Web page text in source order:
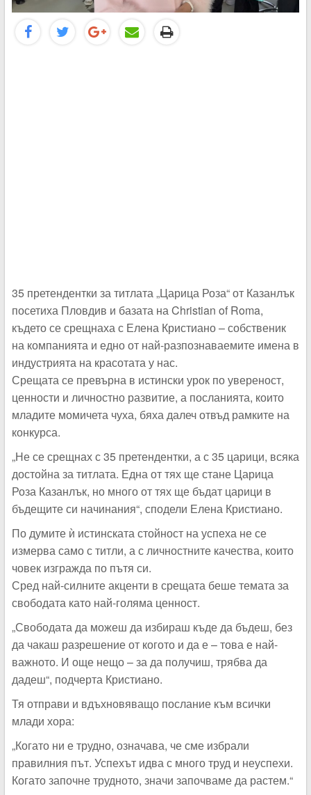
35 претендентки за титлата „Царица Роза“ от Казанлък
посетиха Пловдив и базата на Christian of Roma,
където се срещнаха с Елена Кристиано – собственик
на компанията и едно от най-разпознаваемите имена в
индустрията на красотата у нас.
Срещата се превърна в истински урок по увереност,
ценности и личностно развитие, а посланията, които
младите момичета чуха, бяха далеч отвъд рамките на
конкурса.
„Не се срещнах с 35 претендентки, а с 35 царици, всяка
достойна за титлата. Една от тях ще стане Царица
Роза Казанлък, но много от тях ще бъдат царици в
бъдещите си начинания“, сподели Елена Кристиано.
По думите ѝ истинската стойност на успеха не се
измерва само с титли, а с личностните качества, които
човек изгражда по пътя си.
Сред най-силните акценти в срещата беше темата за
свободата като най-голяма ценност.
„Свободата да можеш да избираш къде да бъдеш, без
да чакаш разрешение от когото и да е – това е най-
важното. И още нещо – за да получиш, трябва да
дадеш“, подчерта Кристиано.
Тя отправи и вдъхновяващо послание към всички
млади хора:
„Когато ни е трудно, означава, че сме избрали
правилния път. Успехът идва с много труд и неуспехи.
Когато започне трудното, значи започваме да растем.“